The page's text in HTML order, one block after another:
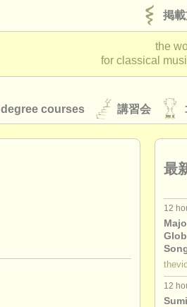
掲
the
for classical
degree courses 講習会
最
12
12